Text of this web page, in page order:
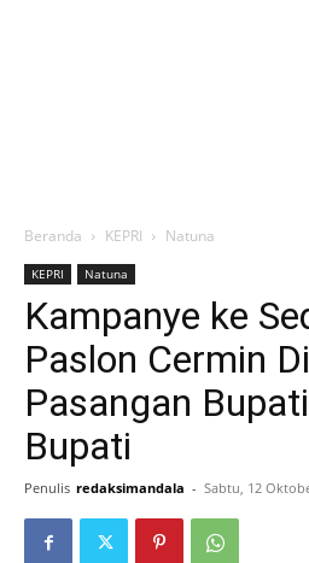
Beranda KEPRI Natuna
KEPRI Natuna
Kampanye ke
Paslon Cermin
Pasangan
Bupati
Penulis redaksimandala - Sabtu, 12